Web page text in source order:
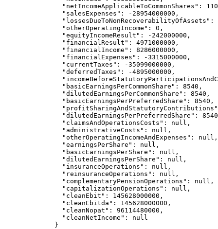
          "
netIncomeApplicableToCommonShares " :
          "
salesExpenses " : -28954000000 ,
          "
lossesDueToNonRecoverabilityOfAssets " :
          "
otherOperatingIncome " : 0 ,
          "
equityIncomeResult " : -242000000 ,
          "
financialResult " : 4971000000 ,
          "
financialIncome " : 8286000000 ,
          "
financialExpenses " : -3315000000 ,
          "
currentTaxes " : -35099000000 ,
          "
deferredTaxes " : -4895000000 ,
          "
          "
basicEarningsPerCommonShare " : 8540 ,
          "
dilutedEarningsPerCommonShare " : 8540 ,
          "
basicEarningsPerPreferredShare " : 8540 ,
          "
profitSharingAndStatutoryContributions "
          "
dilutedEarningsPerPreferredShare " : 8540
          "
claimsAndOperationsCosts " : null ,
          "
administrativeCosts " : null ,
          "
otherOperatingIncomeAndExpenses " : null ,
          "
earningsPerShare " : null ,
          "
basicEarningsPerShare " : null ,
          "
dilutedEarningsPerShare " : null ,
          "
insuranceOperations " : null ,
          "
reinsuranceOperations " : null ,
          "
complementaryPensionOperations " : null ,
          "
capitalizationOperations " : null ,
          "
cleanEbit " : 145628000000 ,
          "
cleanEbitda " : 145628000000 ,
          "
cleanNopat " : 96114480000 ,
          "
cleanNetIncome " : null
        }